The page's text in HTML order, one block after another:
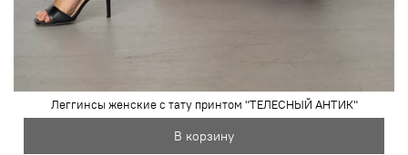
Леггинсы женские с тату принтом "ТЕЛЕСНЫЙ АНТИК"
В корзину